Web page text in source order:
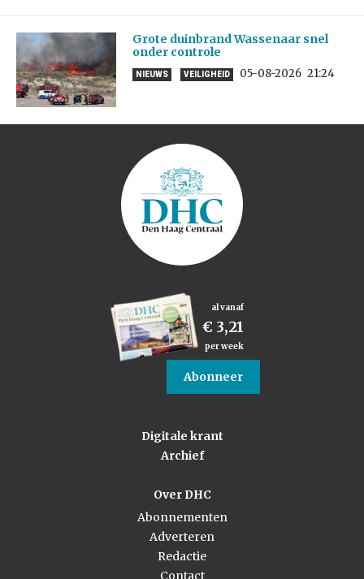
Grote duinbrand Wassenaar snel
onder controle
NIEUWS VEILIGHEID 05-08-2026 21:24
al vanaf
€ 3,21
per week
Abonneer
Digitale krant
Archief
Over DHC
Abonnementen
Adverteren
Redactie
Contact